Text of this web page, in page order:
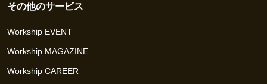
その他のサービス
Workship EVENT
Workship MAGAZINE
Workship CAREER